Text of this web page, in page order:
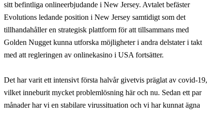
sitt befintliga onlineerbjudande i New Jersey. Avtalet befäster
Evolutions ledande position i New Jersey samtidigt som det
tillhandahåller en strategisk plattform för att tillsammans med
Golden Nugget kunna utforska möjligheter i andra delstater i takt
med att regleringen av onlinekasino i USA fortsätter.
Det har varit ett intensivt första halvår givetvis präglat av covid-19,
vilket inneburit mycket problemlösning här och nu. Sedan ett par
månader har vi en stabilare virussituation och vi har kunnat ägna